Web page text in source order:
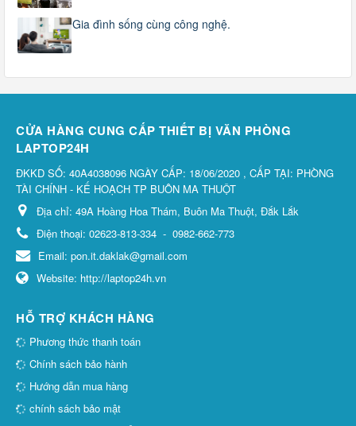
Gia đình sống cùng công nghệ.
CỬA HÀNG CUNG CẤP THIẾT BỊ VĂN PHÒNG
LAPTOP24H
ĐKKD SỐ: 40A4038096 NGÀY CẤP: 18/06/2020 , CẤP TẠI: PHÒNG
TÀI CHÍNH - KẾ HOẠCH TP BUÔN MA THUỘT
Địa chỉ: 49A Hoàng Hoa Thám, Buôn Ma Thuột, Đắk Lắk
Điện thoại: 02623-813-334 - 0982-662-773
Email: pon.it.daklak@gmail.com
Website: http://laptop24h.vn
HỖ TRỢ KHÁCH HÀNG
Phương thức thanh toán
Chính sách bảo hành
Hướng dẫn mua hàng
chính sách bảo mật